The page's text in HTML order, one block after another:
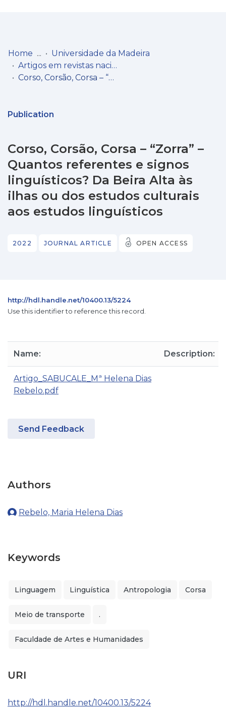
Communities
Statistics
Home
Universidade da Madeira
Artigos em revistas nacionais
Corso, Corsão, Corsa – “Zorra” – Quantos referentes e signos linguísticos? Da Beira Alta às ilhas ou dos estudos culturais aos estudos linguísticos
Publication
Corso, Corsão, Corsa – “Zorra” –
Quantos referentes e signos
linguísticos? Da Beira Alta às
ilhas ou dos estudos culturais
aos estudos linguísticos
2022 JOURNAL ARTICLE OPEN ACCESS
http://hdl.handle.net/10400.13/5224
Use this identifier to reference this record.
Name: Description:
Artigo_SABUCALE_Mª Helena Dias
Rebelo.pdf
Send Feedback
Authors
Rebelo, Maria Helena Dias
Keywords
Linguagem Linguística Antropologia Corsa
Meio de transporte .
Faculdade de Artes e Humanidades
URI
http://hdl.handle.net/10400.13/5224